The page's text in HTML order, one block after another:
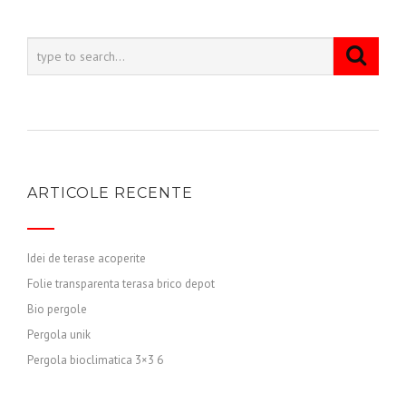
ARTICOLE RECENTE
Idei de terase acoperite
Folie transparenta terasa brico depot
Bio pergole
Pergola unik
Pergola bioclimatica 3×3 6